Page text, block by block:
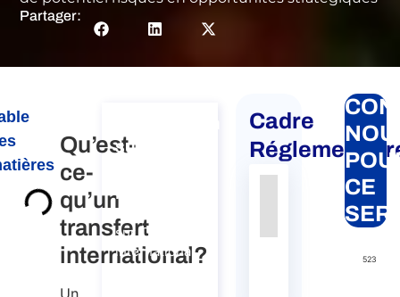
Partager:
Qu’est-
ce-
qu’un
transfert
international?
Un
sur
international
Consultation
sur Transfert
international
Cadre
Nessun
CE
523